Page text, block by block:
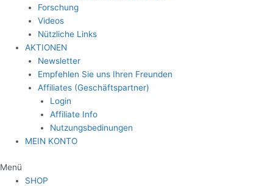
Forschung
Videos
Nützliche Links
AKTIONEN
Newsletter
Empfehlen Sie uns Ihren Freunden
Affiliates (Geschäftspartner)
Login
Affiliate Info
Nutzungsbedinungen
MEIN KONTO
Menü
SHOP